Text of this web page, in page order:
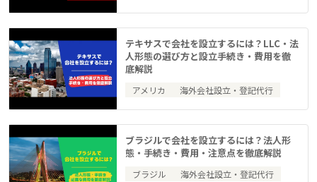
テキサスで会社を設立するには？LLC・法
人形態の選び方と設立手続き・費用を徹
底解説
アメリカ 海外会社設立・登記代行
ブラジルで会社を設立するには？法人形
態・手続き・費用・注意点を徹底解説
ブラジル 海外会社設立・登記代行